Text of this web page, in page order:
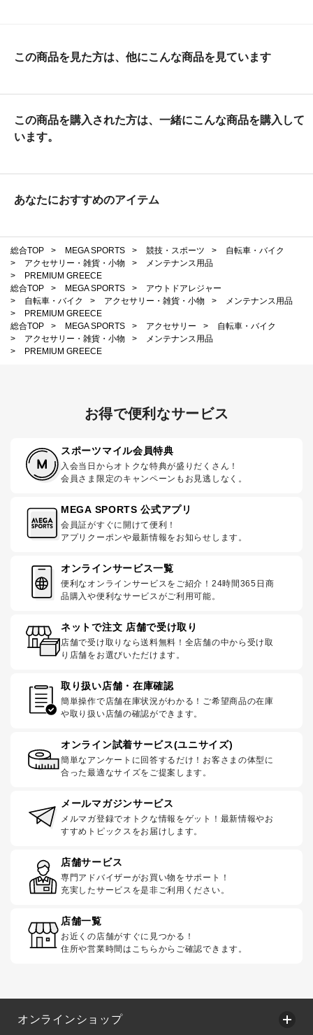
この商品を見た方は、他にこんな商品を見ています
この商品を購入された方は、一緒にこんな商品を購入して
います。
あなたにおすすめのアイテム
総合TOP > MEGA SPORTS > 競技・スポーツ >
自転車・バイク
>
アクセサリー・雑貨・小物 >
メンテナンス用品
>
PREMIUM GREECE
総合TOP
> MEGA SPORTS >
アウトドアレジャー
>
自転車・バイク > アクセサリー・雑貨・小物 >
メンテナンス用品
>
PREMIUM GREECE
総合TOP
> MEGA SPORTS > アクセサリー >
自転車・バイク
>
アクセサリー・雑貨・小物 >
メンテナンス用品
>
PREMIUM GREECE
お得で便利なサービス
スポーツマイル会員特典
入会当日からオトクな特典が盛りだくさん！
会員さま限定のキャンペーンもお見逃しなく。
MEGA SPORTS 公式アプリ
会員証がすぐに開けて便利！
アプリクーポンや最新情報をお知らせします。
オンラインサービス一覧
便利なオンラインサービスをご紹介！24時間365日商
品購入や便利なサービスがご利用可能。
ネットで注文 店舗で受け取り
店舗で受け取りなら送料無料！全店舗の中から受け取
り店舗をお選びいただけます。
取り扱い店舗・在庫確認
簡単操作で店舗在庫状況がわかる！ご希望商品の在庫
や取り扱い店舗の確認ができます。
オンライン試着サービス(ユニサイズ)
簡単なアンケートに回答するだけ！お客さまの体型に
合った最適なサイズをご提案します。
メールマガジンサービス
メルマガ登録でオトクな情報をゲット！最新情報やお
すすめトピックスをお届けします。
店舗サービス
専門アドバイザーがお買い物をサポート！
充実したサービスを是非ご利用ください。
店舗一覧
お近くの店舗がすぐに見つかる！
住所や営業時間はこちらからご確認できます。
オンラインショップ